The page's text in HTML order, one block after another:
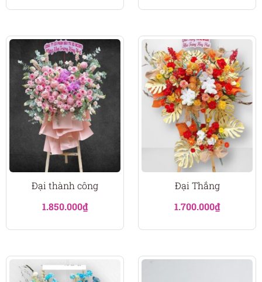
Đại thành công
1.850.000₫
Đại Thắng
1.700.000₫